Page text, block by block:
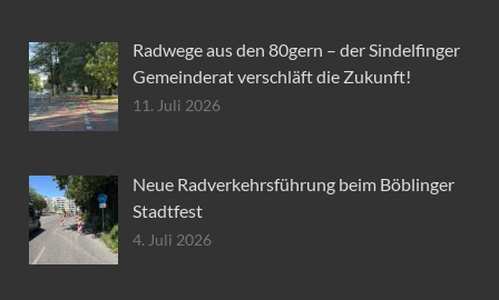
Radwege aus den 80gern – der Sindelfinger
Gemeinderat verschläft die Zukunft!
11. Juli 2026
Neue Radverkehrsführung beim Böblinger
Stadtfest
4. Juli 2026